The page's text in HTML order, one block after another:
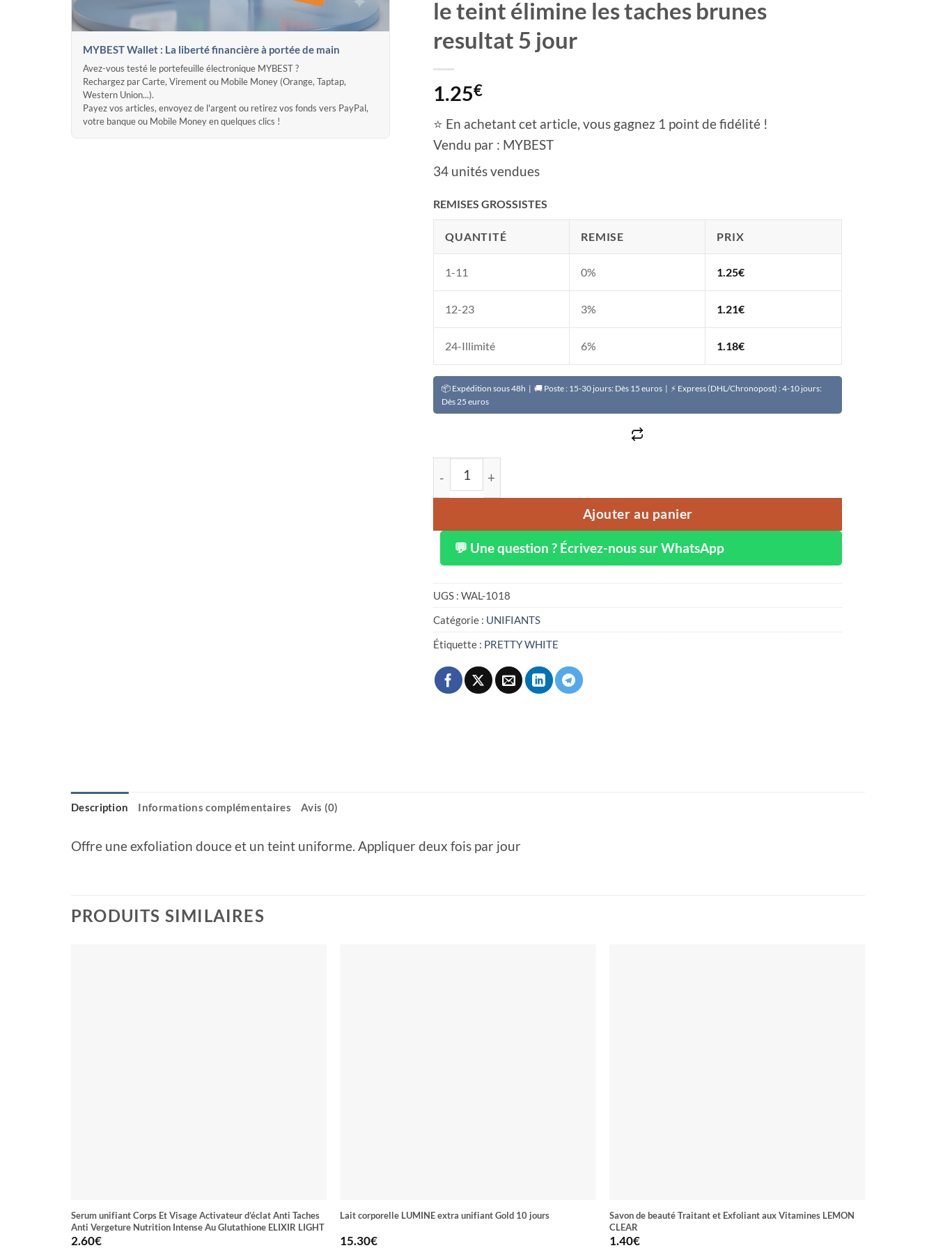
MYBEST Wallet : La liberté financière à portée de main
Avez-vous testé le portefeuille électronique MYBEST ?
Rechargez par Carte, Virement ou Mobile Money (Orange, Taptap,
Western Union...).
Payez vos articles, envoyez de l'argent ou retirez vos fonds vers PayPal,
votre banque ou Mobile Money en quelques clics !
le teint élimine les taches brunes
resultat 5 jour
1.25€
⭐ En achetant cet article, vous gagnez 1 point de fidélité !
Vendu par : MYBEST
34 unités vendues
REMISES GROSSISTES
QUANTITÉ REMISE PRIX
1-11 0% 1.25€
12-23 3% 1.21€
24-Illimité 6% 1.18€
📦 Expédition sous 48h | 🚚 Poste : 15-30 jours: Dès 15 euros | ⚡ Express (DHL/Chronopost) : 4-10 jours:
Dès 25 euros
Ajouter au panier
💬 Une question ? Écrivez-nous sur WhatsApp
UGS :WAL-1018
Catégorie : UNIFIANTS
Étiquette : PRETTY WHITE
Description Informations complémentaires Avis (0)
Offre une exfoliation douce et un teint uniforme. Appliquer deux fois par jour
PRODUITS SIMILAIRES
Serum unifiant Corps Et Visage Activateur d’éclat Anti Taches
Anti Vergeture Nutrition Intense Au Glutathione ELIXIR LIGHT
2.60€
Lait corporelle LUMINE extra unifiant Gold 10 jours
15.30€
Savon de beauté Traitant et Exfoliant aux Vitamines LEMON
CLEAR
1.40€